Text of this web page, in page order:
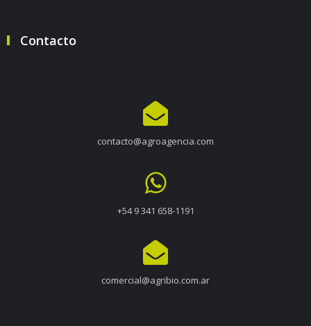
Contacto
contacto@agroagencia.com
+54 9 341 658-1191
comercial@agribio.com.ar